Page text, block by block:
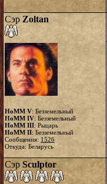
Сэр Zoltan
HoMM V: Безземельный
HoMM IV: Безземельный
HoMM III: Рыцарь
HoMM II: Безземельный
Сообщения: 1526
Откуда: Беларусь
Сэр Sculptor